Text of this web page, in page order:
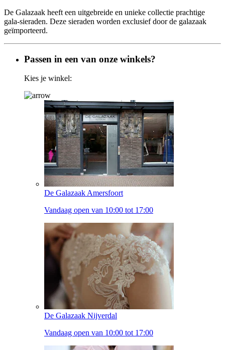
De Galazaak heeft een uitgebreide en unieke collectie prachtige
gala-sieraden. Deze sieraden worden exclusief door de galazaak
geïmporteerd.
Passen in een van onze winkels?
Kies je winkel:
De Galazaak Amersfoort
Vandaag open van 10:00 tot 17:00
De Galazaak Nijverdal
Vandaag open van 10:00 tot 17:00